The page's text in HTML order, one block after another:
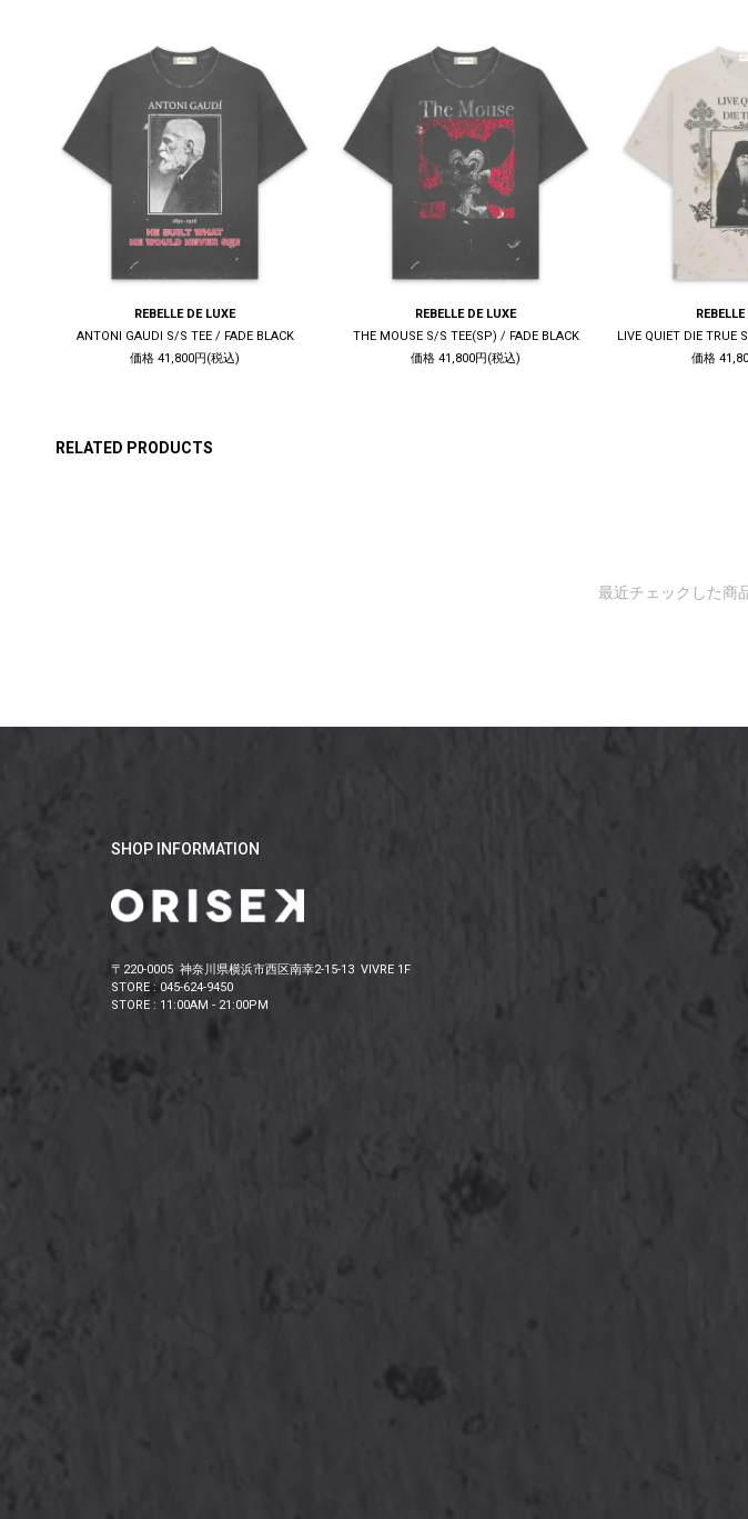
REBELLE DE LUXE
ANTONI GAUDI S/S TEE / FADE BLACK
価格 41,800円(税込)
REBELLE DE LUXE
THE MOUSE S/S TEE(SP) / FADE BLACK
価格 41,800円(税込)
価格
RELATED PRODUCTS
最近チェックした商
SHOP INFORMATION
〒220-0005 神奈川県横浜市西区南幸2-15-13 VIVRE 1F
STORE : 045-624-9450
STORE : 11:00AM - 21:00PM